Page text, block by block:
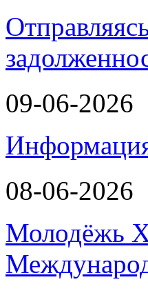
09-06-2026
08-06-2026
Молодёжь